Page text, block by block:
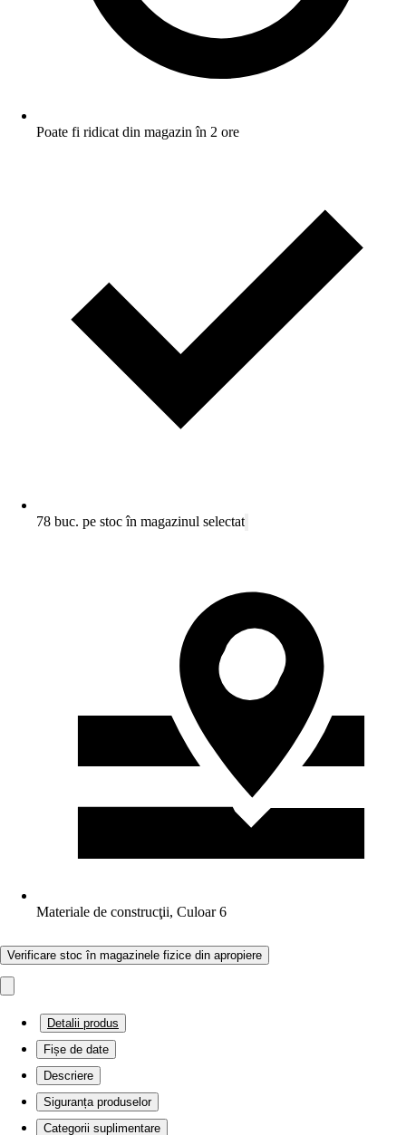
Poate fi ridicat din magazin în 2 ore
78 buc. pe stoc în magazinul selectat
Materiale de construcţii, Culoar 6
Verificare stoc în magazinele fizice din apropiere
Detalii produs
Fișe de date
Descriere
Siguranța produselor
Categorii suplimentare